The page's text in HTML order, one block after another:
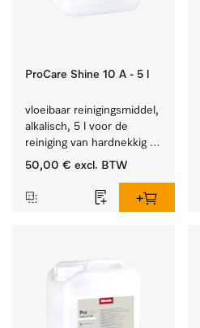
ProCare Shine 10 A - 5 l
vloeibaar reinigingsmiddel,
alkalisch, 5 l voor de
reiniging van hardnekkig
vuil op serviesgoed,
50,00 € excl. BTW